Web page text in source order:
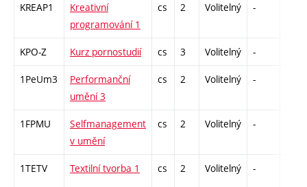
KREAP1
Kreativní
programování 1
cs 2 Volitelný -
KPO-Z Kurz pornostudií cs 3 Volitelný -
1PeUm3
Performanční
umění 3
cs 2 Volitelný -
1FPMU
Selfmanagement
v umění
cs 2 Volitelný -
1TETV Textilní tvorba 1 cs 2 Volitelný -